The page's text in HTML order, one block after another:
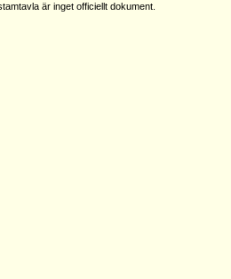
är inget officiellt dokument.